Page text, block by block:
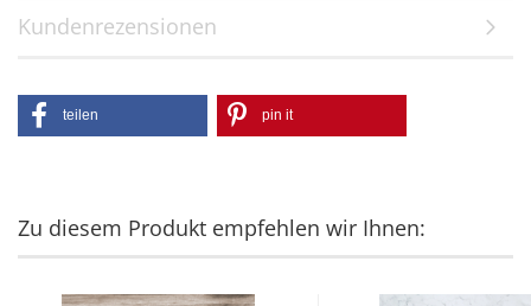
Kundenrezensionen
teilen pin it
Zu diesem Produkt empfehlen wir Ihnen: